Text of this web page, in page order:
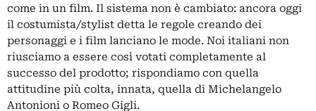
come in un film. Il sistema non è cambiato: ancora oggi
il costumista/stylist detta le regole creando dei
personaggi e i film lanciano le mode. Noi italiani non
riusciamo a essere così votati completamente al
successo del prodotto; rispondiamo con quella
attitudine più colta, innata, quella di Michelangelo
Antonioni o Romeo Gigli.